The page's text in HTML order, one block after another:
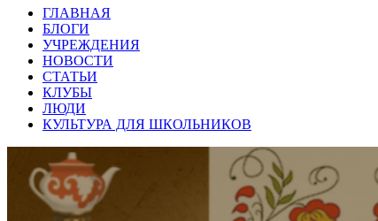
ГЛАВНАЯ
БЛОГИ
УЧРЕЖДЕНИЯ
НОВОСТИ
СТАТЬИ
КЛУБЫ
ЛЮДИ
КУЛЬТУРА ДЛЯ ШКОЛЬНИКОВ